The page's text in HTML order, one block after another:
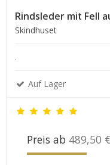
Rindsleder mit Fell
Skindhuset
.
Auf Lager
Preis ab 489,50 €